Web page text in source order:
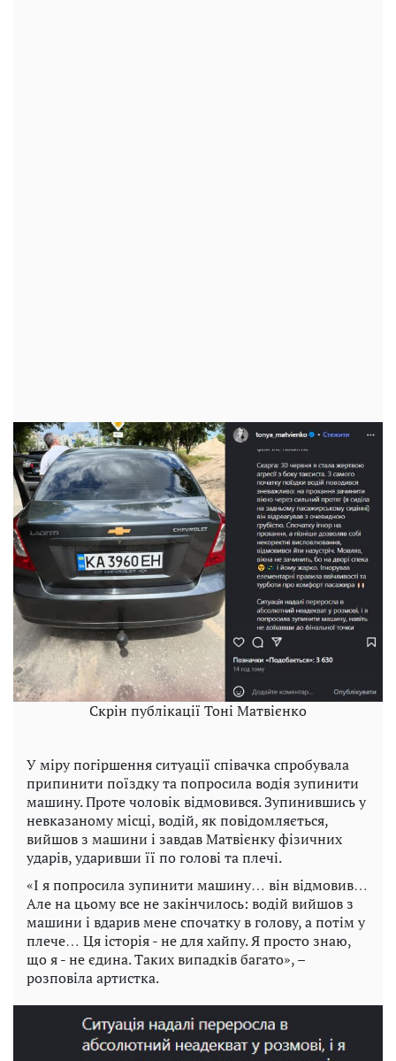
Скрін публікації Тоні Матвієнко
У міру погіршення ситуації співачка спробувала
припинити поїздку та попросила водія зупинити
машину. Проте чоловік відмовився. Зупинившись у
невказаному місці, водій, як повідомляється,
вийшов з машини і завдав Матвієнку фізичних
ударів, ударивши її по голові та плечі.
«І я попросила зупинити машину… він відмовив…
Але на цьому все не закінчилось: водій вийшов з
машини і вдарив мене спочатку в голову, а потім у
плече… Ця історія - не для хайпу. Я просто знаю,
що я - не єдина. Таких випадків багато», –
розповіла артистка.